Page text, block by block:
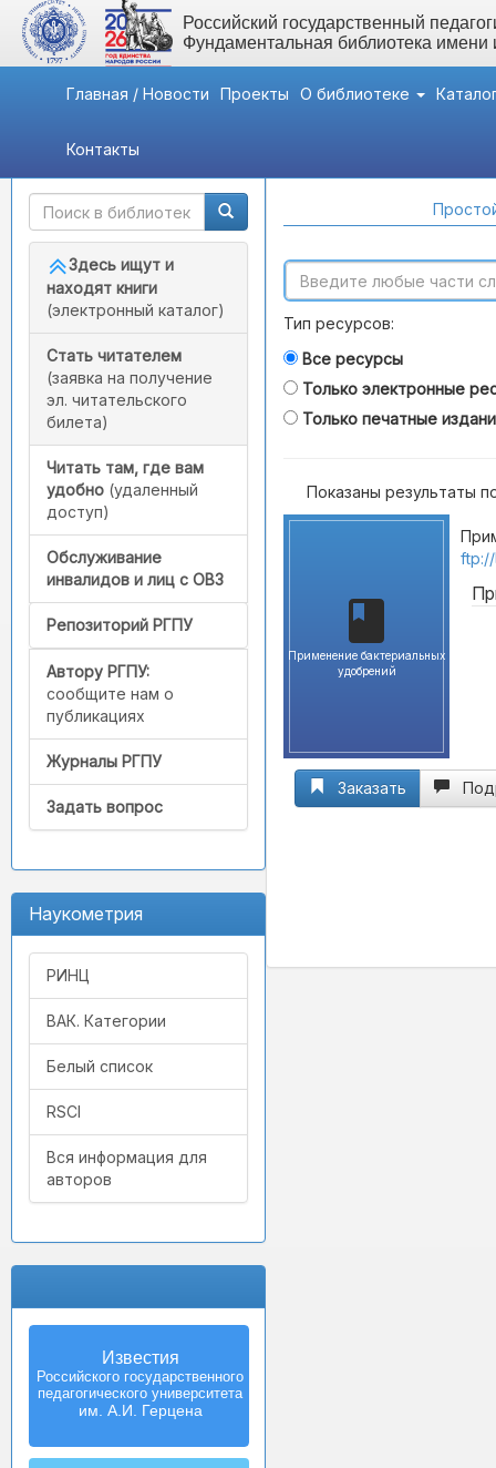
Российский государственный
Фундаментальная библиотека
Главная / Новости Проекты О библиотеке
Контакты
Быстрый доступ
Здесь ищут и
находят книги
(электронный каталог)
Стать читателем
(заявка на получение
эл. читательского
билета)
Читать там, где вам
удобно (удаленный
доступ)
Обслуживание
инвалидов и лиц с ОВЗ
Репозиторий РГПУ
Автору РГПУ:
сообщите нам о
публикациях
Журналы РГПУ
Задать вопрос
Наукометрия
РИНЦ
ВАК. Категории
Белый список
RSCI
Вся информация для
авторов
Известия
Российского государственного
педагогического университета
им. А.И. Герцена
Izvestia:
Herzen University
Journal of
Humanities & Sciences
Тип ресурсов:
Все ресурсы
Только электронные
Только печатные
Показаны результаты
Применение бактериальных
удобрений
Заказать